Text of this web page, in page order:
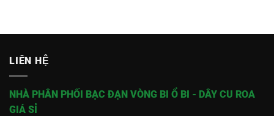
LIÊN HỆ
NHÀ PHÂN PHỐI BẠC ĐẠN VÒNG BI Ổ BI - DÂY CU ROA
GIÁ SỈ